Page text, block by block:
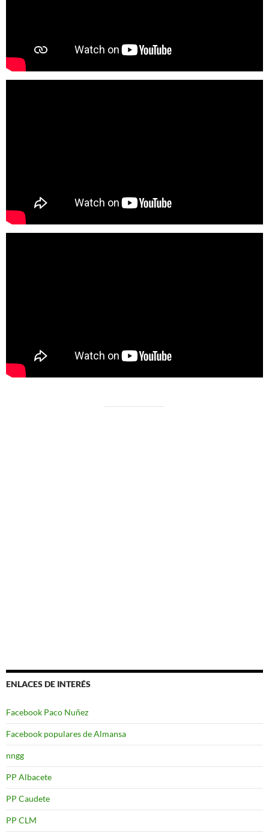
ENLACES DE INTERÉS
Facebook Paco Nuñez
Facebook populares de Almansa
nngg
PP Albacete
PP Caudete
PP CLM